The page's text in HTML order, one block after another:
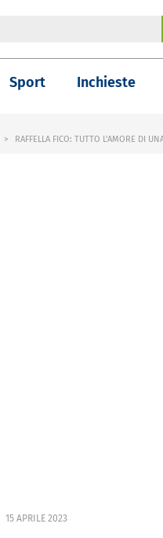
Sport Inchieste
RAFFELLA FICO: TUTTO L'AMORE DI
15 APRILE 2023